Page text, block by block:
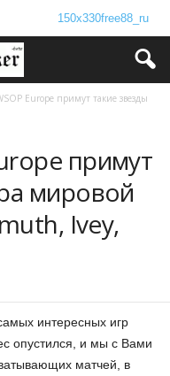
Europe примут такие звезды
примут
мировой
Ivey,
интересных игр
опустился, и мы с Вами
матчей, в